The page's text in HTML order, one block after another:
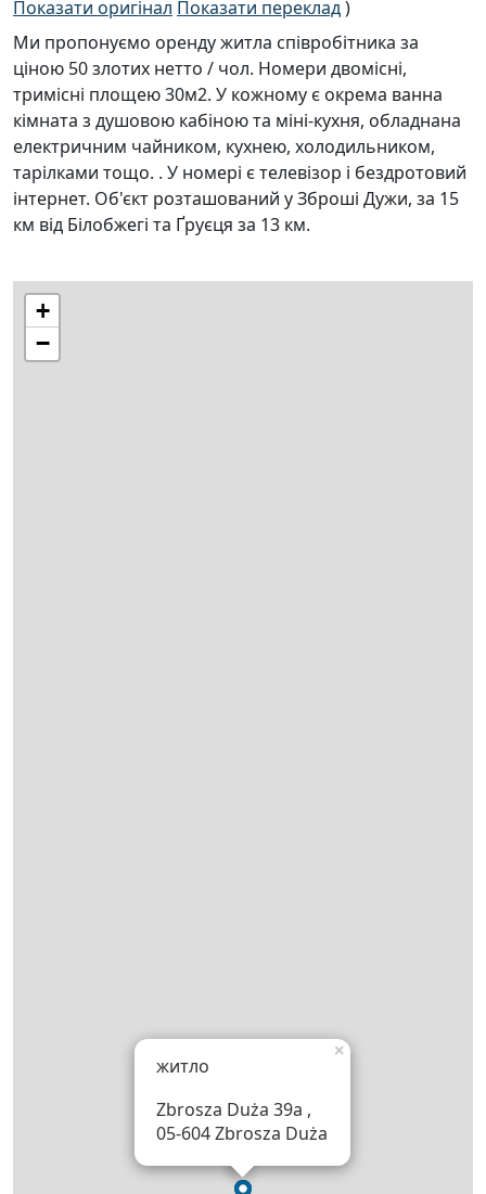
Показати оригінал Показати переклад)
Ми пропонуємо оренду житла співробітника за
ціною 50 злотих нетто / чол. Номери двомісні,
тримісні площею 30м2. У кожному є окрема ванна
кімната з душовою кабіною та міні-кухня, обладнана
електричним чайником, кухнею, холодильником,
тарілками тощо. . У номері є телевізор і бездротовий
інтернет. Об'єкт розташований у Зброші Дужи, за 15
км від Білобжегі та Ґруєця за 13 км.
житло
Zbrosza Duża 39a ,
05-604 Zbrosza Duża
×
+
−